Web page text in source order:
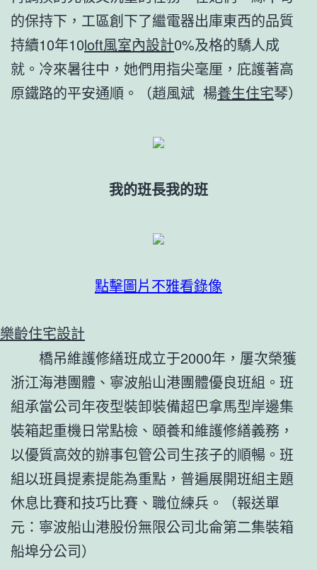
的保持下，工區創下了繼電器出庫東西的品質
持續10年10loft風室內設計0%及格的驕人成
就。冷來暑往中，她們用指尖毫厘，庇護著高
原鐵路的平安通順。（趙風斌 楊養生住宅琴）
我的班長我的班
點擊圖片不雅看錄像
樂齡住宅設計
橋吊維護修繕班成立于2000年，屢次榮獲
浙江海港團體、寧波船山港團體優良班組。班
組承當公司年夜型裝卸裝備超巴拿馬型岸邊集
裝箱起重機日常點檢、頤養和維護修繕義務，
以優質高效的辦事包管公司生孩子的順暢。班
組以班員提素提能為重點，普遍展開班組主題
休息比賽和技巧比賽、職位練兵。（報送單
元：寧波船山港股份無限公司北侖第二集裝箱
船埠分公司）